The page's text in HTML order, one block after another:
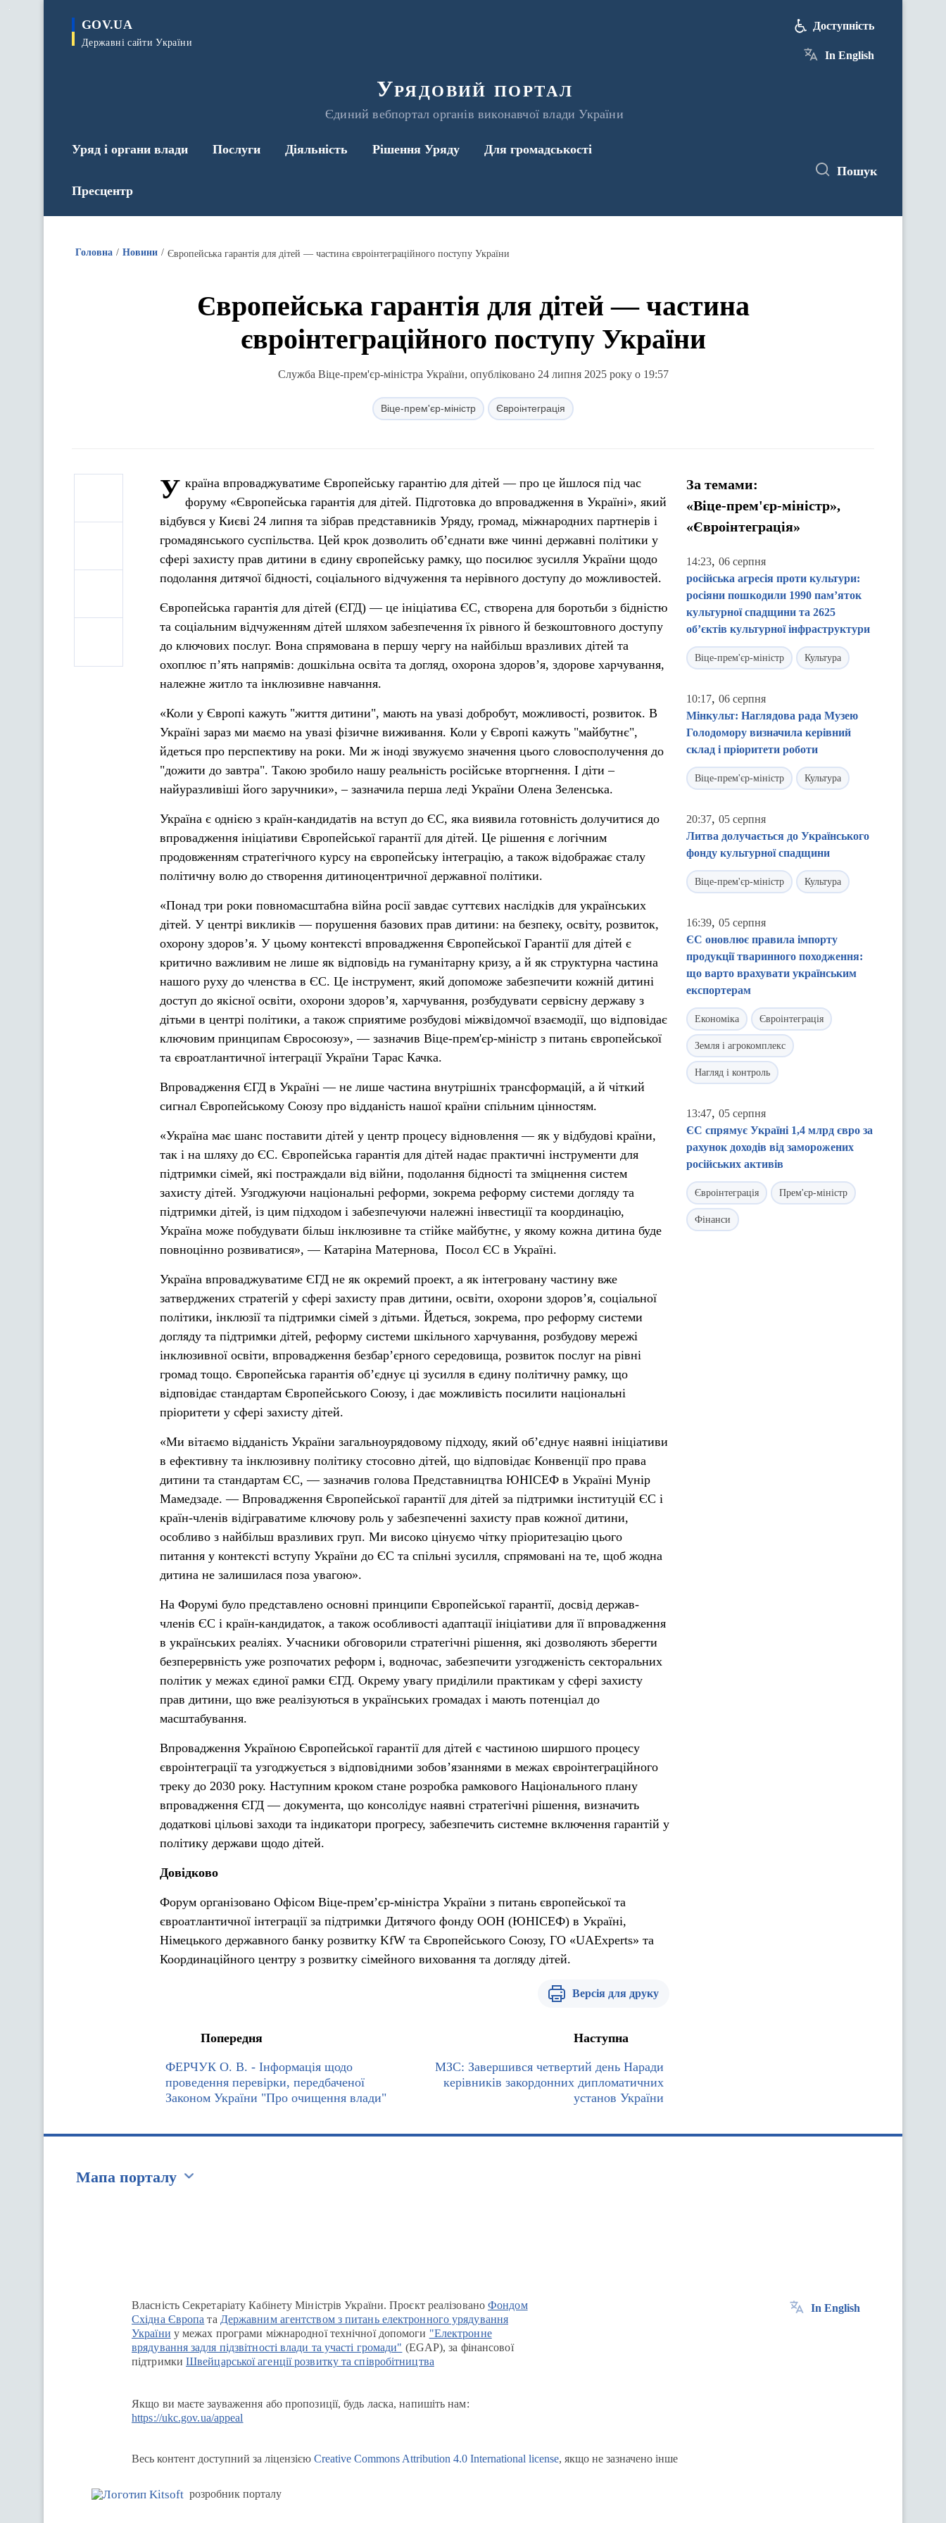
GOV.UA
Державні сайти України
Урядовий портал
Єдиний вебпортал органів виконавчої влади України
Доступність
In English
Уряд і органи влади Послуги Діяльність Рішення Уряду Для громадськості
Пресцентр
Пошук
Головна Новини Європейська гарантія для дітей — частина євроінтеграційного поступу України
Європейська гарантія для дітей — частина
євроінтеграційного поступу України
Служба Віце-прем'єр-міністра України, опубліковано 24 липня 2025 року о 19:57
Віце-прем'єр-міністр Євроінтеграція
У країна впроваджуватиме Європейську гарантію для дітей — про це йшлося під час
форуму «Європейська гарантія для дітей. Підготовка до впровадження в Україні», який
відбувся у Києві 24 липня та зібрав представників Уряду, громад, міжнародних партнерів і
громадянського суспільства. Цей крок дозволить об’єднати вже чинні державні політики у
сфері захисту прав дитини в єдину європейську рамку, що посилює зусилля України щодо
подолання дитячої бідності, соціального відчуження та нерівного доступу до можливостей.
Європейська гарантія для дітей (ЄГД) — це ініціатива ЄС, створена для боротьби з бідністю
та соціальним відчуженням дітей шляхом забезпечення їх рівного й безкоштовного доступу
до ключових послуг. Вона спрямована в першу чергу на найбільш вразливих дітей та
охоплює п’ять напрямів: дошкільна освіта та догляд, охорона здоров’я, здорове харчування,
належне житло та інклюзивне навчання.
«Коли у Європі кажуть "життя дитини", мають на увазі добробут, можливості, розвиток. В
Україні зараз ми маємо на увазі фізичне виживання. Коли у Європі кажуть "майбутнє",
йдеться про перспективу на роки. Ми ж іноді звужуємо значення цього словосполучення до
"дожити до завтра". Такою зробило нашу реальність російське вторгнення. І діти –
найуразливіші його заручники», – зазначила перша леді України Олена Зеленська.
Україна є однією з країн-кандидатів на вступ до ЄС, яка виявила готовність долучитися до
впровадження ініціативи Європейської гарантії для дітей. Це рішення є логічним
продовженням стратегічного курсу на європейську інтеграцію, а також відображає сталу
політичну волю до створення дитиноцентричної державної політики.
«Понад три роки повномасштабна війна росії завдає суттєвих наслідків для українських
дітей. У центрі викликів — порушення базових прав дитини: на безпеку, освіту, розвиток,
охорону здоров’я. У цьому контексті впровадження Європейської Гарантії для дітей є
критично важливим не лише як відповідь на гуманітарну кризу, а й як структурна частина
нашого руху до членства в ЄС. Це інструмент, який допоможе забезпечити кожній дитині
доступ до якісної освіти, охорони здоров’я, харчування, розбудувати сервісну державу з
дітьми в центрі політики, а також сприятиме розбудові міжвідомчої взаємодії, що відповідає
ключовим принципам Євросоюзу», — зазначив Віце-прем'єр-міністр з питань європейської
та євроатлантичної інтеграції України Тарас Качка.
Впровадження ЄГД в Україні — не лише частина внутрішніх трансформацій, а й чіткий
сигнал Європейському Союзу про відданість нашої країни спільним цінностям.
«Україна має шанс поставити дітей у центр процесу відновлення — як у відбудові країни,
так і на шляху до ЄС. Європейська гарантія для дітей надає практичні інструменти для
підтримки сімей, які постраждали від війни, подолання бідності та зміцнення систем
захисту дітей. Узгоджуючи національні реформи, зокрема реформу системи догляду та
підтримки дітей, із цим підходом і забезпечуючи належні інвестиції та координацію,
Україна може побудувати більш інклюзивне та стійке майбутнє, у якому кожна дитина буде
повноцінно розвиватися», — Катаріна Матернова, Посол ЄС в Україні.
Україна впроваджуватиме ЄГД не як окремий проект, а як інтегровану частину вже
затверджених стратегій у сфері захисту прав дитини, освіти, охорони здоров’я, соціальної
політики, інклюзії та підтримки сімей з дітьми. Йдеться, зокрема, про реформу системи
догляду та підтримки дітей, реформу системи шкільного харчування, розбудову мережі
інклюзивної освіти, впровадження безбар’єрного середовища, розвиток послуг на рівні
громад тощо. Європейська гарантія об’єднує ці зусилля в єдину політичну рамку, що
відповідає стандартам Європейського Союзу, і дає можливість посилити національні
пріоритети у сфері захисту дітей.
«Ми вітаємо відданість України загальноурядовому підходу, який об’єднує наявні ініціативи
в ефективну та інклюзивну політику стосовно дітей, що відповідає Конвенції про права
дитини та стандартам ЄС, — зазначив голова Представництва ЮНІСЕФ в Україні Мунір
Мамедзаде. — Впровадження Європейської гарантії для дітей за підтримки інституцій ЄС і
країн-членів відіграватиме ключову роль у забезпеченні захисту прав кожної дитини,
особливо з найбільш вразливих груп. Ми високо цінуємо чітку пріоритезацію цього
питання у контексті вступу України до ЄС та спільні зусилля, спрямовані на те, щоб жодна
дитина не залишилася поза увагою».
На Форумі було представлено основні принципи Європейської гарантії, досвід держав-
членів ЄС і країн-кандидаток, а також особливості адаптації ініціативи для її впровадження
в українських реаліях. Учасники обговорили стратегічні рішення, які дозволяють зберегти
безперервність уже розпочатих реформ і, водночас, забезпечити узгодженість секторальних
політик у межах єдиної рамки ЄГД. Окрему увагу приділили практикам у сфері захисту
прав дитини, що вже реалізуються в українських громадах і мають потенціал до
масштабування.
Впровадження Україною Європейської гарантії для дітей є частиною ширшого процесу
євроінтеграції та узгоджується з відповідними зобов’язаннями в межах євроінтеграційного
треку до 2030 року. Наступним кроком стане розробка рамкового Національного плану
впровадження ЄГД — документа, що консолідує наявні стратегічні рішення, визначить
додаткові цільові заходи та індикатори прогресу, забезпечить системне включення гарантій у
політику держави щодо дітей.
Довідково
Форум організовано Офісом Віце-прем’єр-міністра України з питань європейської та
євроатлантичної інтеграції за підтримки Дитячого фонду ООН (ЮНІСЕФ) в Україні,
Німецького державного банку розвитку KfW та Європейського Союзу, ГО «UAExperts» та
Координаційного центру з розвитку сімейного виховання та догляду дітей.
Версія для друку
Попередня
ФЕРЧУК О. В. - Інформація щодо
проведення перевірки, передбаченої
Законом України "Про очищення влади"
Наступна
МЗС: Завершився четвертий день Наради
керівників закордонних дипломатичних
установ України
За темами:
«Віце-прем'єр-міністр»,
«Євроінтеграція»
14:23, 06 серпня
російська агресія проти культури:
росіяни пошкодили 1990 пам’яток
культурної спадщини та 2625
об’єктів культурної інфраструктури
Віце-прем'єр-міністр Культура
10:17, 06 серпня
Мінкульт: Наглядова рада Музею
Голодомору визначила керівний
склад і пріоритети роботи
Віце-прем'єр-міністр Культура
20:37, 05 серпня
Литва долучається до Українського
фонду культурної спадщини
Віце-прем'єр-міністр Культура
16:39, 05 серпня
ЄС оновлює правила імпорту
продукції тваринного походження:
що варто врахувати українським
експортерам
Економіка Євроінтеграція
Земля і агрокомплекс
Нагляд і контроль
13:47, 05 серпня
ЄС спрямує Україні 1,4 млрд євро за
рахунок доходів від заморожених
російських активів
Євроінтеграція Прем'єр-міністр
Фінанси
Мапа порталу
Власність Секретаріату Кабінету Міністрів України. Проєкт реалізованоФондом
Східна Європа та Державним агентством з питань електронного урядування
України у межах програми міжнародної технічної допомоги "Електронне
врядування задля підзвітності влади та участі громади" (EGAP), за фінансової
підтримки Швейцарської агенції розвитку та співробітництва
Якщо ви маєте зауваження або пропозиції, будь ласка, напишіть нам:
https://ukc.gov.ua/appeal
In English
Весь контент доступний за ліцензією Creative Commons Attribution 4.0 International license, якщо не зазначено інше
розробник порталу